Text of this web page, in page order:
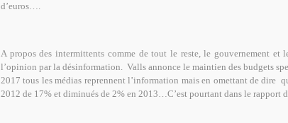
d’euros….
A propos des intermittents comme de tout le reste, le gouvernement et
l’opinion par la désinformation. Valls annonce le maintien des budgets
2017 tous les médias reprennent l’information mais en omettant de dire
2012 de 17% et diminués de 2% en 2013…C’est pourtant dans le rapport